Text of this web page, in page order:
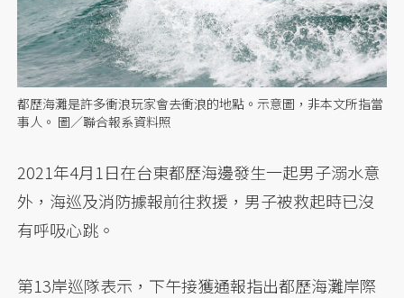
都歷海灘是許多衝浪玩家會去衝浪的地點。示意圖，非本文所指當
事人。 圖／聯合報系資料照
2021年4月1日在台東都歷海邊發生一起男子溺水意
外，海巡及消防據報前往救援，男子被救起時已沒
有呼吸心跳。
第13岸巡隊表示，下午接獲通報指出都歷海灘岸際